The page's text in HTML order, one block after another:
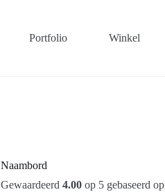
Portfolio Winkel
Naambord
Gewaardeerd 4.00op 5 gebaseerd op